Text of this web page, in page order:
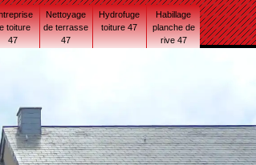
toiture
47
Nettoyage
de terrasse
47
Hydrofuge
toiture 47
Habillage
planche de
rive 47